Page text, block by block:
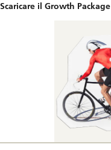
Scaricare il Growth Package